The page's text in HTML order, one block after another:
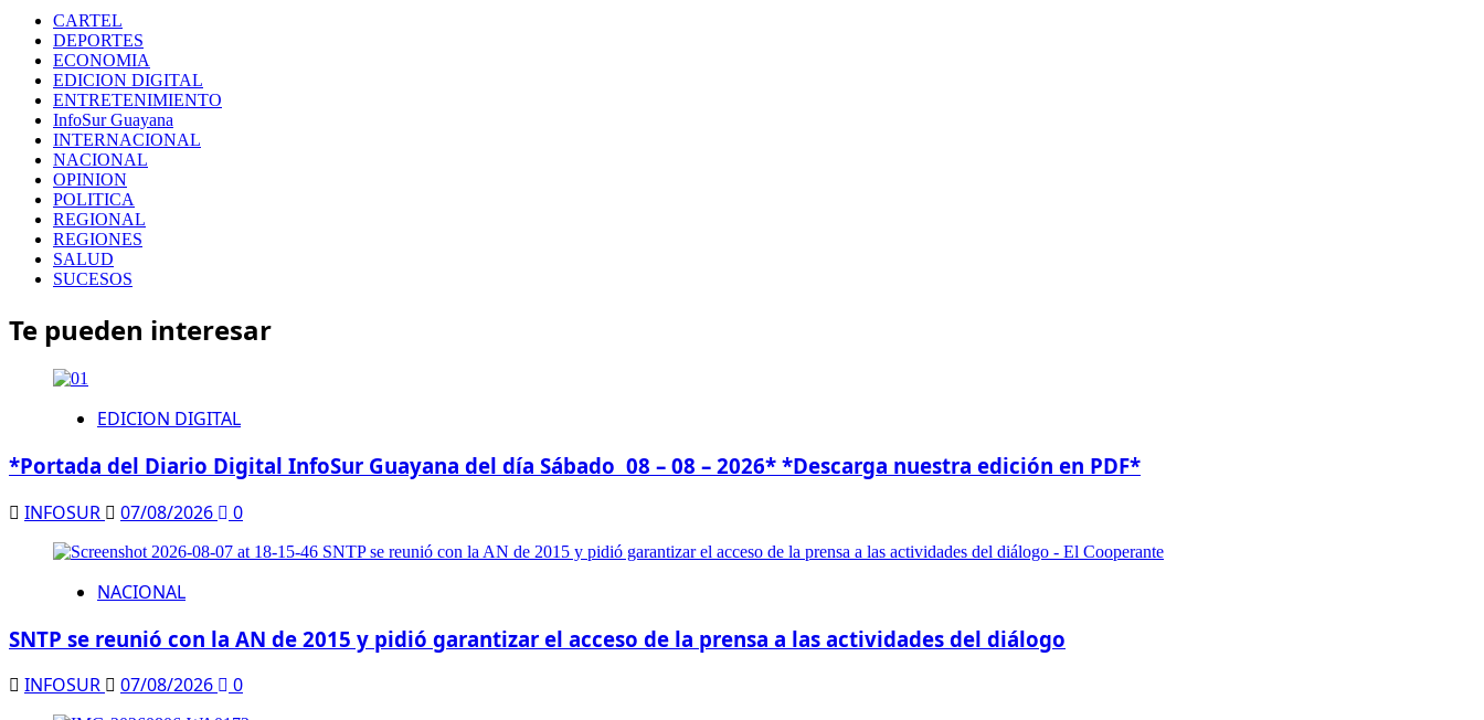
CARTEL
DEPORTES
ECONOMIA
EDICION DIGITAL
ENTRETENIMIENTO
InfoSur Guayana
INTERNACIONAL
NACIONAL
OPINION
POLITICA
REGIONAL
REGIONES
SALUD
SUCESOS
Te pueden interesar
EDICION DIGITAL
*Portada del Diario Digital InfoSur Guayana del día Sábado 08 – 08 – 2026* *Descarga nuestra edición en PDF*
INFOSUR 07/08/2026 0
NACIONAL
SNTP se reunió con la AN de 2015 y pidió garantizar el acceso de la prensa a las actividades del diálogo
INFOSUR 07/08/2026 0